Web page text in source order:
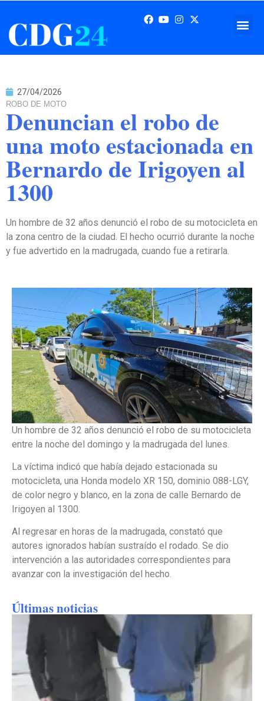
27/04/2026
ROBO DE MOTO
Denuncian el robo de
una moto estacionada en
Bernardo de Irigoyen al
1300
Un hombre de 32 años denunció el robo de su motocicleta en
la zona centro de la ciudad. El hecho ocurrió durante la noche
y fue advertido en la madrugada, cuando fue a retirarla.
Un hombre de 32 años denunció el robo de su motocicleta
entre la noche del domingo y la madrugada del lunes.
La víctima indicó que había dejado estacionada su
motocicleta, una Honda modelo XR 150, dominio 088-LGY,
de color negro y blanco, en la zona de calle Bernardo de
Irigoyen al 1300.
Al regresar en horas de la madrugada, constató que
autores ignorados habían sustraído el rodado. Se dio
intervención a las autoridades correspondientes para
avanzar con la investigación del hecho.
Últimas noticias